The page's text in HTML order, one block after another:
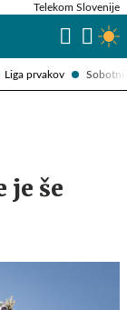
Liga prvakov Sobotni
Telekom Slovenije
je še